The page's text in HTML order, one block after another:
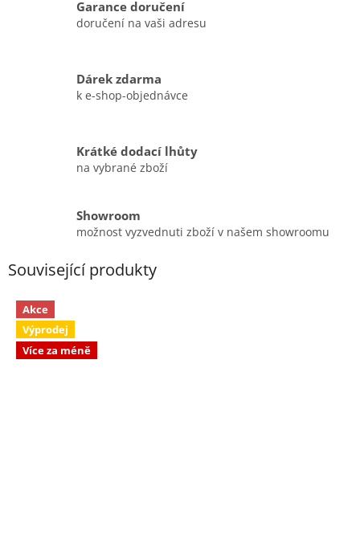
Garance doručení
doručení na vaši adresu
Dárek zdarma
k e-shop-objednávce
Krátké dodací lhůty
na vybrané zboží
Showroom
možnost vyzvednuti zboží v našem showroomu
Související produkty
Akce
Výprodej
Více za méně